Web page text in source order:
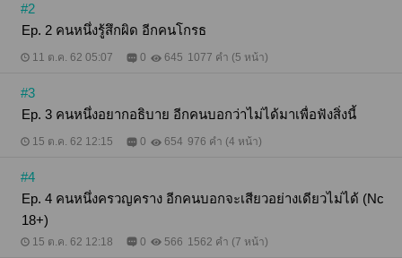
ตัวเองที่กอดเข่าอยู่ ผมร้องไห้ออกมาจนเกิดเป็นเสียง
สะอื้น มันสะเทือนเข้าไปถึงข้างในหัวใจที่เจ็บปวดของผม
#2
Ep. 2 คนหนึ่งรู้สึกผิด อีกคนโกรธ
11 ต.ค. 62 05:07 0 645 1077 คำ (5 หน้า)
#3
Ep. 3 คนหนึ่งอยากอธิบาย อีกคนบอกว่าไม่ได้มาเพื่อฟังสิ่งนี้
15 ต.ค. 62 12:15 0 654 976 คำ (4 หน้า)
#4
Ep. 4 คนหนึ่งครวญคราง อีกคนบอกจะเสียวอย่างเดียวไม่ได้ (Nc
18+)
15 ต.ค. 62 12:18 0 566 1562 คำ (7 หน้า)